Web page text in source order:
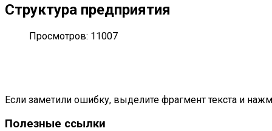
Структура предприятия
Просмотров: 11007
Если заметили ошибку, выделите фрагмент текста и
Полезные ссылки